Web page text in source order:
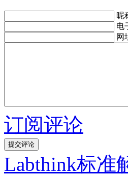
昵
电
网
订阅评论
Labthink标准